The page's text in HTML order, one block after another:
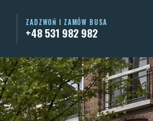
ZADZWOŃ I ZAMÓW BUSA
+48 531 982 982